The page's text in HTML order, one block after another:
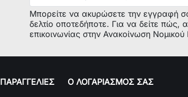
Μπορείτε να ακυρώσετε την εγγραφή
δελτίο οποτεδήποτε. Για να δείτε πώς,
επικοινωνίας στην Ανακοίνωση
Ο ΛΟΓΑΡΙΑΣΜΟΣ ΣΑΣ